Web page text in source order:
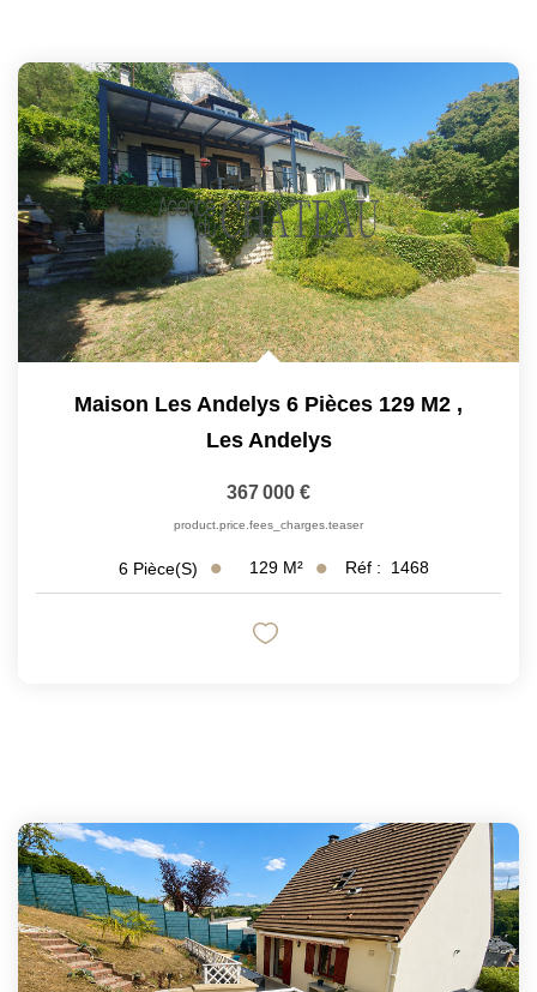
Maison Les Andelys 6 Pièces 129 M2 ,
Les Andelys
367 000 €
product.price.fees_charges.teaser
6 Pièce(s) 129 M² Réf : 1468